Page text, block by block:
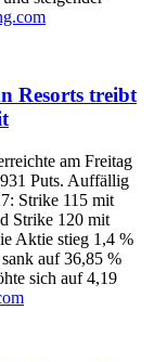
Resorts treibt
am Freitag
Puts. Auffällig
Strike 115 mit
Strike 120 mit
Aktie stieg 1,4 %
auf 36,85 %
sich auf 4,19